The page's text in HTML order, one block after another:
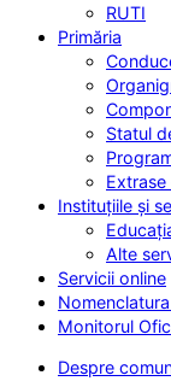
RUTI
Primăria
Statul
Instituțiile și
Alte
Servicii online
Monitorul
Despre